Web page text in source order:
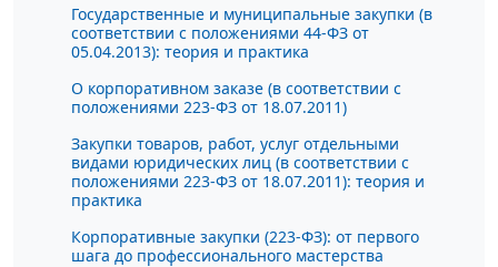
Государственные и муниципальные закупки (в
соответствии с положениями 44-ФЗ от
05.04.2013): теория и практика
О корпоративном заказе (в соответствии с
положениями 223-ФЗ от 18.07.2011)
Закупки товаров, работ, услуг отдельными
видами юридических лиц (в соответствии с
положениями 223-ФЗ от 18.07.2011): теория и
практика
Корпоративные закупки (223-ФЗ): от первого
шага до профессионального мастерства